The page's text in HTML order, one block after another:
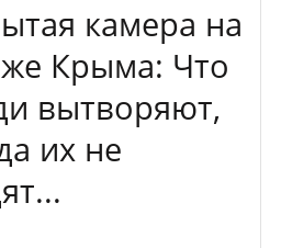
камера на
Крыма: Что
вытворяют,
их не